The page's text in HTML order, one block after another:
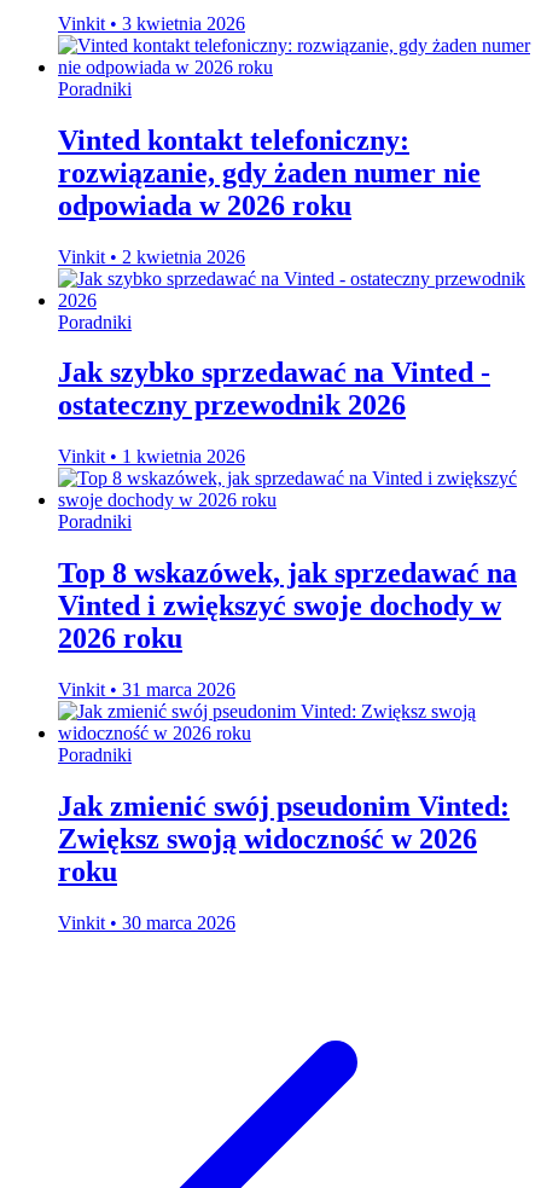
Vinkit • 3 kwietnia 2026
Poradniki
Vinted kontakt telefoniczny:
rozwiązanie, gdy żaden numer nie
odpowiada w 2026 roku
Vinkit • 2 kwietnia 2026
Poradniki
Jak szybko sprzedawać na Vinted -
ostateczny przewodnik 2026
Vinkit • 1 kwietnia 2026
Poradniki
Top 8 wskazówek, jak sprzedawać na
Vinted i zwiększyć swoje dochody w
2026 roku
Vinkit • 31 marca 2026
Poradniki
Jak zmienić swój pseudonim Vinted:
Zwiększ swoją widoczność w 2026
roku
Vinkit • 30 marca 2026